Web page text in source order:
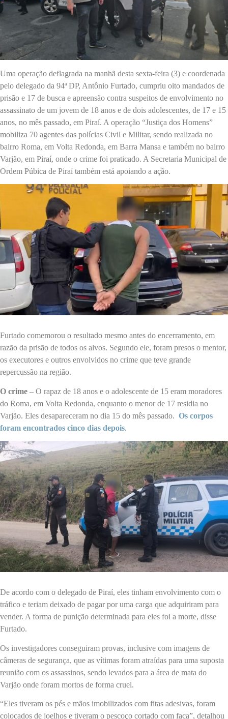
Uma operação deflagrada na manhã desta sexta-feira (3) e coordenada
pelo delegado da 94ª DP, Antônio Furtado, cumpriu oito mandados de
prisão e 17 de busca e apreensão contra suspeitos de envolvimento no
assassinato de um jovem de 18 anos e de dois adolescentes, de 17 e 15
anos, no mês passado, em Piraí. A operação “Justiça dos Homens”
mobiliza 70 agentes das polícias Civil e Militar, sendo realizada no
bairro Roma, em Volta Redonda, em Barra Mansa e também no bairro
Varjão, em Piraí, onde o crime foi praticado. A Secretaria Municipal de
Ordem Púbica de Piraí também está apoiando a ação.
Furtado comemorou o resultado mesmo antes do encerramento, em
razão da prisão de todos os alvos. Segundo ele, foram presos o mentor,
os executores e outros envolvidos no crime que teve grande
repercussão na região.
O crime – O rapaz de 18 anos e o adolescente de 15 eram moradores
do Roma, em Volta Redonda, enquanto o menor de 17 residia no
Varjão. Eles desapareceram no dia 15 do mês passado. Os corpos
foram encontrados cinco dias depois.
De acordo com o delegado de Piraí, eles tinham envolvimento com o
tráfico e teriam deixado de pagar por uma carga que adquiriram para
vender. A forma de punição determinada para eles foi a morte, disse
Furtado.
Os investigadores conseguiram provas, inclusive com imagens de
câmeras de segurança, que as vítimas foram atraídas para uma suposta
reunião com os assassinos, sendo levados para a área de mata do
Varjão onde foram mortos de forma cruel.
“Eles tiveram os pés e mãos imobilizados com fitas adesivas, foram
colocados de joelhos e tiveram o pescoço cortado com faca”, detalhou